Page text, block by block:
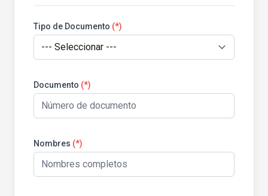
Tipo de Documento (*)
Documento (*)
Nombres (*)